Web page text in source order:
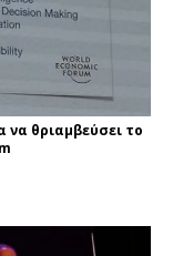
να θριαμβεύσει το